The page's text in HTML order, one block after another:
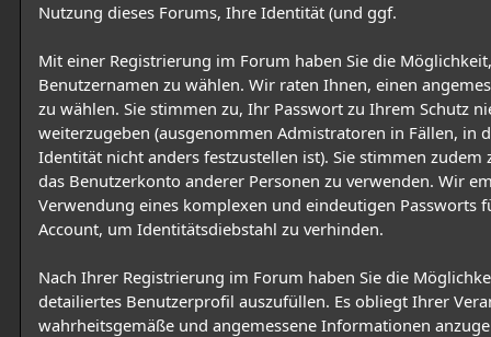
Nutzung dieses Forums, Ihre Identität (und ggf.
Mit einer Registrierung im Forum haben Sie die
Benutzernamen zu wählen. Wir raten Ihnen, einen
zu wählen. Sie stimmen zu, Ihr Passwort zu Ihrem Schutz
weiterzugeben (ausgenommen Admistratoren in Fällen, in
Identität nicht anders festzustellen ist). Sie stimmen zudem
das Benutzerkonto anderer Personen zu verwenden. Wir
Verwendung eines komplexen und eindeutigen Passworts
Account, um Identitätsdiebstahl zu verhinden.
Nach Ihrer Registrierung im Forum haben Sie die
detailiertes Benutzerprofil auszufüllen. Es obliegt Ihrer
wahrheitsgemäße und angemessene Informationen